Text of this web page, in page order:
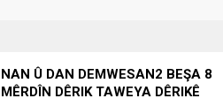
NAN Û DAN DEMWESAN2 BEŞA 8
MÊRDÎN DÊRIK TAWEYA DÊRIKÊ